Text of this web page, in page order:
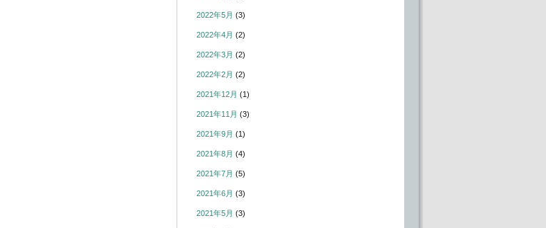
2022年5月 (3)
2022年4月 (2)
2022年3月 (2)
2022年2月 (2)
2021年12月 (1)
2021年11月 (3)
2021年9月 (1)
2021年8月 (4)
2021年7月 (5)
2021年6月 (3)
2021年5月 (3)